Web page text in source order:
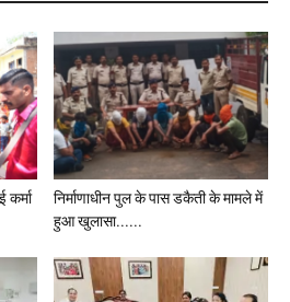
कर्मा
निर्माणाधीन पुल के पास डकैती के मामले में
हुआ खुलासा......